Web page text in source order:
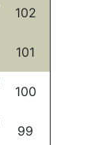
102
101
100
99